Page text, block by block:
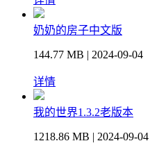
奶奶的房子中文版
144.77 MB | 2024-09-04
详情
我的世界1.3.2老版本
1218.86 MB | 2024-09-04